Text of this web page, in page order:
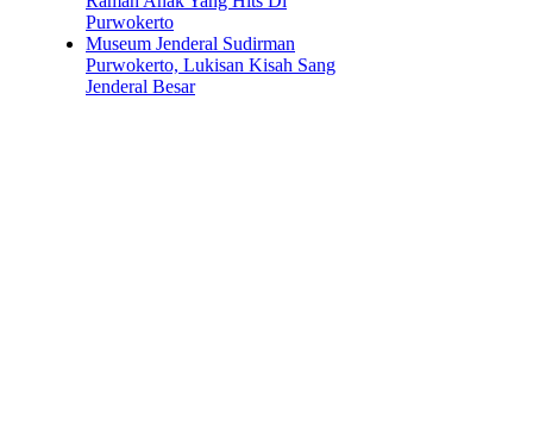
Purwokerto
Museum Jenderal Sudirman
Purwokerto, Lukisan Kisah Sang
Jenderal Besar